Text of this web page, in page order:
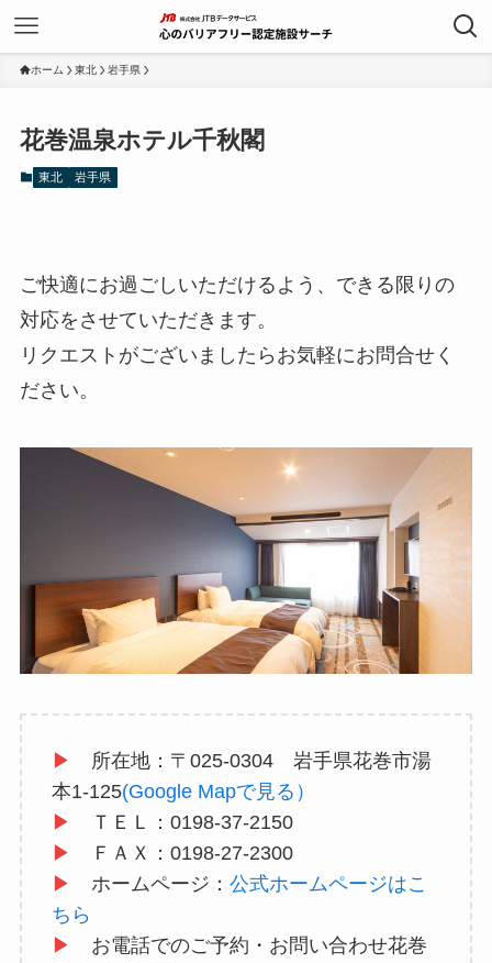
ホーム 東北 岩手県
花巻温泉ホテル千秋閣
東北 岩手県
ご快適にお過ごしいただけるよう、できる限りの
対応をさせていただきます。
リクエストがございましたらお気軽にお問合せく
ださい。
▶
所在地：〒025-0304 岩手県花巻市湯
本1-125(Google Mapで見る）
▶
ＴＥＬ：0198-37-2150
▶
ＦＡＸ：0198-27-2300
▶
ホームページ： 公式ホームページはこ
ちら
▶
お電話でのご予約・お問い合わせ花巻